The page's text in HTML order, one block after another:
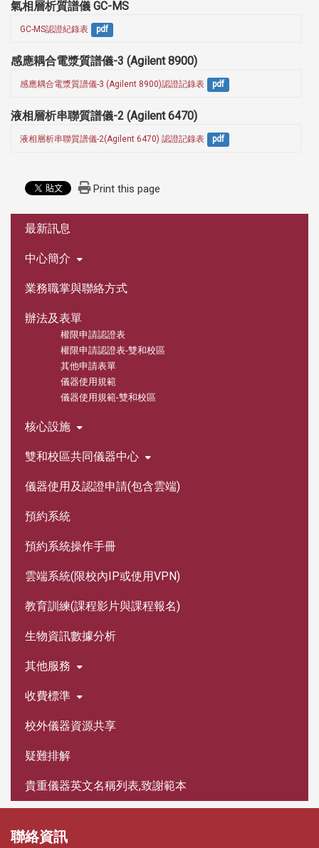
氣相層析質譜儀 GC-MS
GC-MS認證紀錄表 pdf
感應耦合電漿質譜儀-3 (Agilent 8900)
感應耦合電漿質譜儀-3 (Agilent 8900)認證記錄表 pdf
液相層析串聯質譜儀-2 (Agilent 6470)
液相層析串聯質譜儀-2(Agilent 6470) 認證記錄表 pdf
Print this page
最新訊息
中心簡介
業務職掌與聯絡方式
辦法及表單
權限申請認證表
權限申請認證表-雙和校區
其他申請表單
儀器使用規範
儀器使用規範-雙和校區
核心設施
雙和校區共同儀器中心
儀器使用及認證申請(包含雲端)
預約系統
預約系統操作手冊
雲端系統(限校內IP或使用VPN)
教育訓練(課程影片與課程報名)
生物資訊數據分析
其他服務
收費標準
校外儀器資源共享
疑難排解
貴重儀器英文名稱列表,致謝範本
聯絡資訊